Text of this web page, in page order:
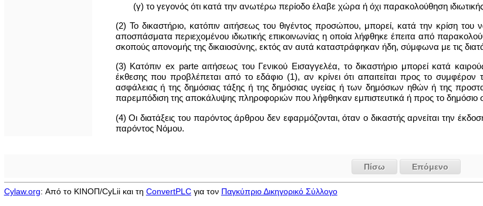
(γ) το γεγονός ότι κατά την ανωτέρω περίοδο έλαβε χώρα ή όχι παρακολούθηση ιδιωτικής
(2) Το δικαστήριο, κατόπιν αιτήσεως του θιγέντος προσώπου, μπορεί, κατά την κρίση του
αποσπάσματα περιεχομένου ιδιωτικής επικοινωνίας η οποία λήφθηκε έπειτα από
σκοπούς απονομής της δικαιοσύνης, εκτός αν αυτά καταστράφηκαν ήδη, σύμφωνα με τις
(3) Κατόπιν ex parte αιτήσεως του Γενικού Εισαγγελέα, το δικαστήριο μπορεί κατά
έκθεσης που προβλέπεται από το εδάφιο (1), αν κρίνει ότι απαιτείται προς το
ασφάλειας ή της δημόσιας τάξης ή της δημόσιας υγείας ή των δημόσιων ηθών ή της
παρεμπόδιση της αποκάλυψης πληροφοριών που λήφθηκαν εμπιστευτικά ή προς το δημόσιο
(4) Οι διατάξεις του παρόντος άρθρου δεν εφαρμόζονται, όταν ο δικαστής αρνείται την
παρόντος Νόμου.
Πίσω Επόμενο
Cylaw.org: Από το ΚΙΝOΠ/CyLii και τη ConvertPLCγια τον Παγκύπριο Δικηγορικό Σύλλογο